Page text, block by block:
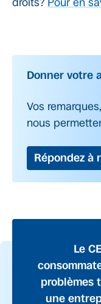
droits? Pour en
Donner votre
Vos
nous
Répondez à
Le
problèmes
une